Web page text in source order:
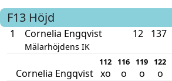
F13 Höjd
1
Cornelia Engqvist
Mälarhöjdens IK
12 137
112 116 119 122
Cornelia Engqvist xo o o o